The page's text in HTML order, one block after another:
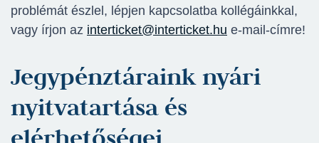
problémát észlel, lépjen kapcsolatba kollégáinkkal,
vagy írjon az interticket@interticket.hu e-mail-címre!
Jegypénztáraink nyári
nyitvatartása és